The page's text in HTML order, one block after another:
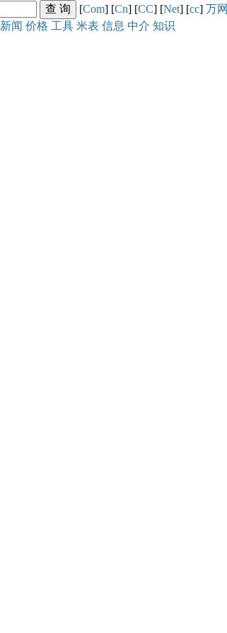
[Com] [Cn] [CC] [Net] [cc] 万网
新闻 价格 工具 米表 信息 中介 知识